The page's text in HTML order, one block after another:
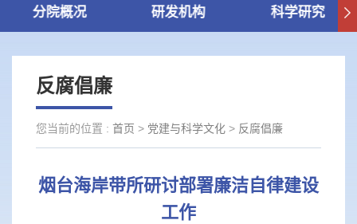
分院概况 研发机构 科学研究
反腐倡廉
您当前的位置 : 首页 > 党建与科学文化 > 反腐倡廉
烟台海岸带所研讨部署廉洁自律建设
工作